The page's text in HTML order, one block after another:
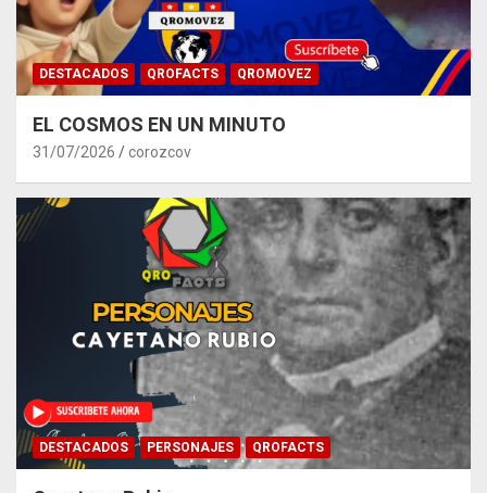
DESTACADOS QROFACTS QROMOVEZ
EL COSMOS EN UN MINUTO
31/07/2026 corozcov
DESTACADOS PERSONAJES QROFACTS